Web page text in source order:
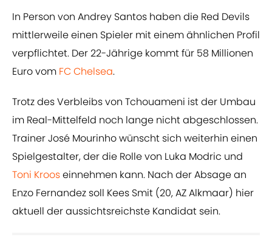
In Person von Andrey Santos haben die Red Devils
mittlerweile einen Spieler mit einem ähnlichen Profil
verpflichtet. Der 22-Jährige kommt für 58 Millionen
Euro vom FC Chelsea.
Trotz des Verbleibs von Tchouameni ist der Umbau
im Real-Mittelfeld noch lange nicht abgeschlossen.
Trainer José Mourinho wünscht sich weiterhin einen
Spielgestalter, der die Rolle von Luka Modric und
Toni Krooseinnehmen kann. Nach der Absage an
Enzo Fernandez soll Kees Smit (20, AZ Alkmaar) hier
aktuell der aussichtsreichste Kandidat sein.